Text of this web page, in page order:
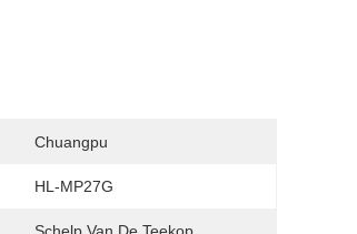
Chuangpu
HL-MP27G